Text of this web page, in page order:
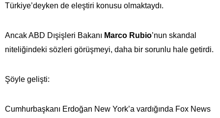
Türkiye’deyken de eleştiri konusu olmaktaydı.
Ancak ABD Dışişleri Bakanı Marco Rubio’nun skandal
niteliğindeki sözleri görüşmeyi, daha bir sorunlu hale getirdi.
Şöyle gelişti:
Cumhurbaşkanı Erdoğan New York’a vardığında Fox News